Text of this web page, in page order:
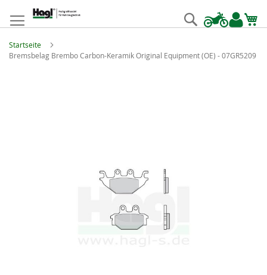
springen
Suche
Startseite
Bremsbelag Brembo Carbon-Keramik Original Equipment (OE) - 07GR5209